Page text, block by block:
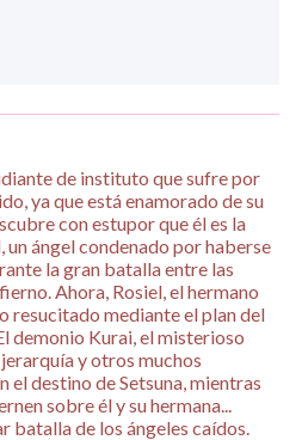
de instituto que sufre por
ya que está enamorado de su
con estupor que él es la
ángel condenado por haberse
la gran batalla entre las
Ahora, Rosiel, el hermano
resucitado mediante el plan del
demonio Kurai, el misterioso
y otros muchos
el destino de Setsuna, mientras
sobre él y su hermana...
batalla de los ángeles caídos.